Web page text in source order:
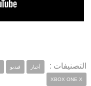
التصنيفات : أخبار فيديو
XBOX ONE X